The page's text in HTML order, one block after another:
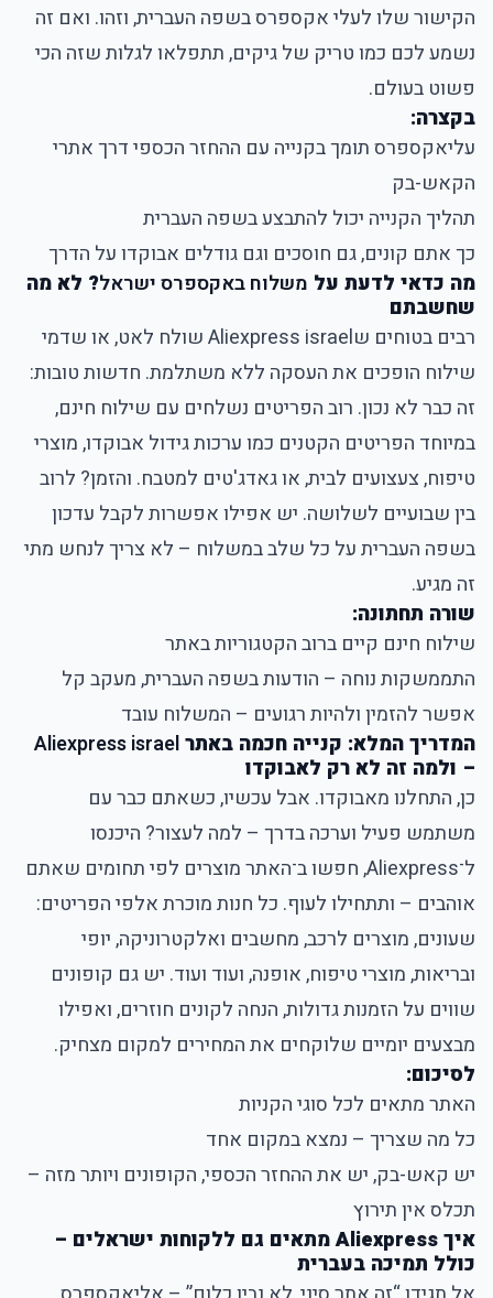
הקישור שלו לעלי אקספרס בשפה העברית, וזהו. ואם זה
נשמע לכם כמו טריק של גיקים, תתפלאו לגלות שזה הכי
פשוט בעולם.
בקצרה:
עליאקספרס תומך בקנייה עם ההחזר הכספי דרך אתרי
הקאש-בק
תהליך הקנייה יכול להתבצע בשפה העברית
כך אתם קונים, גם חוסכים וגם גודלים אבוקדו על הדרך
מה כדאי לדעת על משלוח באקספרס ישראל? לא מה
שחשבתם
רבים בטוחים שAliexpress israel שולח לאט, או שדמי
שילוח הופכים את העסקה ללא משתלמת. חדשות טובות:
זה כבר לא נכון. רוב הפריטים נשלחים עם שילוח חינם,
במיוחד הפריטים הקטנים כמו ערכות גידול אבוקדו, מוצרי
טיפוח, צעצועים לבית, או גאדג'טים למטבח. והזמן? לרוב
בין שבועיים לשלושה. יש אפילו אפשרות לקבל עדכון
בשפה העברית על כל שלב במשלוח – לא צריך לנחש מתי
זה מגיע.
שורה תחתונה:
שילוח חינם קיים ברוב הקטגוריות באתר
התממשקות נוחה – הודעות בשפה העברית, מעקב קל
אפשר להזמין ולהיות רגועים – המשלוח עובד
המדריך המלא: קנייה חכמה באתרAliexpress israel
– ולמה זה לא רק לאבוקדו
כן, התחלנו מאבוקדו. אבל עכשיו, כשאתם כבר עם
משתמש פעיל וערכה בדרך – למה לעצור? היכנסו
ל־Aliexpress, חפשו ב־האתר מוצרים לפי תחומים שאתם
אוהבים – ותתחילו לעוף. כל חנות מוכרת אלפי הפריטים:
שעונים, מוצרים לרכב, מחשבים ואלקטרוניקה, יופי
ובריאות, מוצרי טיפוח, אופנה, ועוד ועוד. יש גם קופונים
שווים על הזמנות גדולות, הנחה לקונים חוזרים, ואפילו
מבצעים יומיים שלוקחים את המחירים למקום מצחיק.
לסיכום:
האתר מתאים לכל סוגי הקניות
כל מה שצריך – נמצא במקום אחד
יש קאש-בק, יש את ההחזר הכספי, הקופונים ויותר מזה –
תכלס אין תירוץ
איך Aliexpress מתאים גם ללקוחות ישראלים –
כולל תמיכה בעברית